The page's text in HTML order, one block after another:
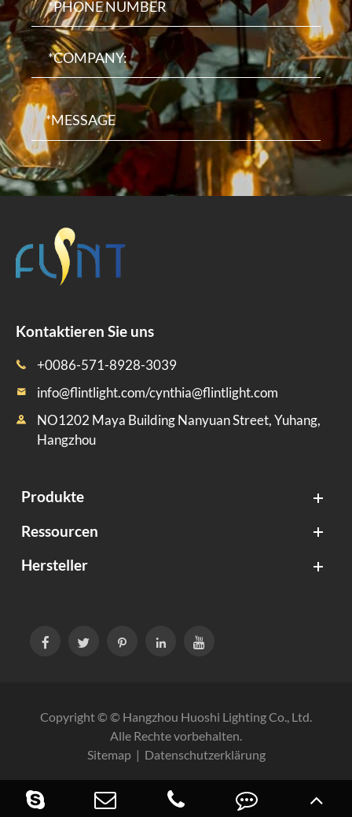
Kontaktieren Sie uns
 +0086-571-8928-3039
 info@flintlight.com/cynthia@flintlight.com

NO1202 Maya Building Nanyuan Street, Yuhang,
Hangzhou
Produkte
Ressourcen
Hersteller
    
Copyright © © Hangzhou Huoshi Lighting Co., Ltd.
Alle Rechte vorbehalten.
Sitemap| Datenschutzerklärung